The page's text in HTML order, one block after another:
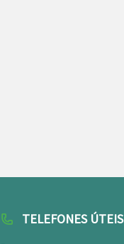
TELEFONES ÚTEIS